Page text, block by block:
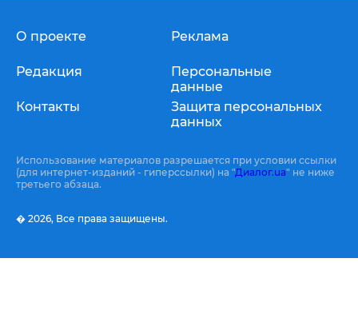
О проекте
Редакция
Контакты
Реклама
Персональные
данные
Защита персональных
данных
Использование материалов разрешается при условии ссылки
(для интернет-изданий - гиперссылки) на "Диалог.ua" не ниже
третьего абзаца.
� 2026, Все права защищены.